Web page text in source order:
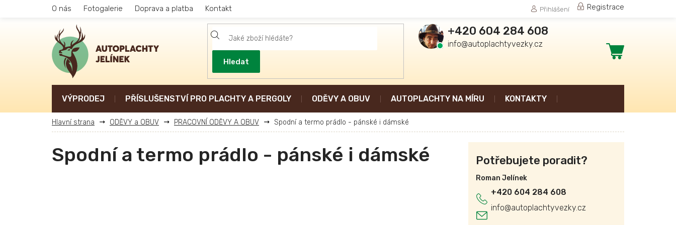
O nás Fotogalerie Doprava a platba Kontakt Registrace
Přihlášení
Hledat
+420 604 284 608
info@autoplachtyvezky.cz
Nákupní
VÝPRODEJ PŘÍSLUŠENSTVÍ PRO PLACHTY A PERGOLY ODĚVY A OBUV AUTOPLACHTY NA MÍRU KONTAKTY
ODĚVY a OBUV PRACOVNÍ ODĚVY A OBUV Spodní a termo prádlo - pánské i dámské
Spodní a termo prádlo - pánské i dámské Potřebujete poradit?
Roman Jelínek
info@autoplachtyvezky.cz
+420 604 284 608